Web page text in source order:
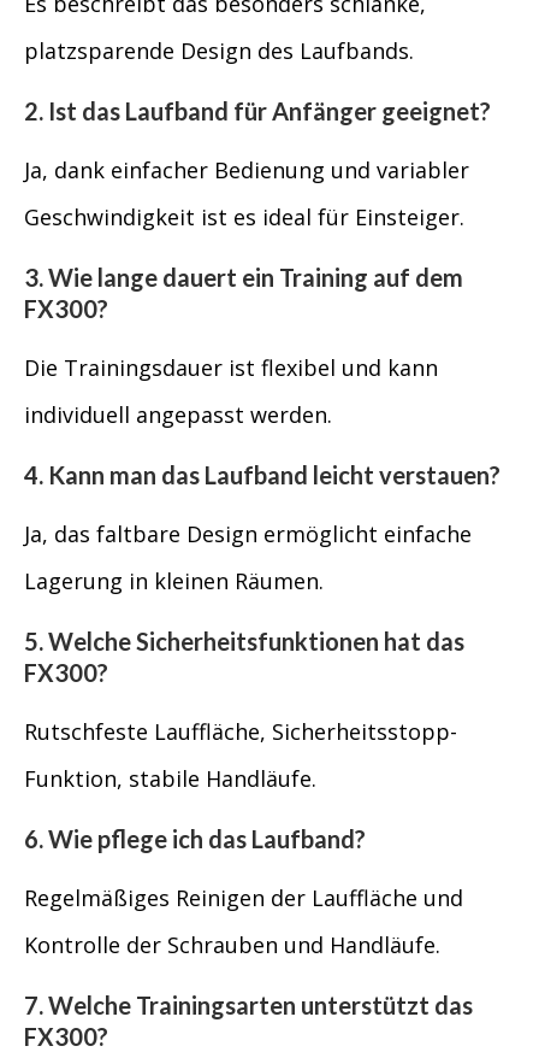
platzsparende Design des Laufbands.
2. Ist das Laufband für Anfänger geeignet?
Ja, dank einfacher Bedienung und variabler
Geschwindigkeit ist es ideal für Einsteiger.
3. Wie lange dauert ein Training auf dem
FX300?
Die Trainingsdauer ist flexibel und kann
individuell angepasst werden.
4. Kann man das Laufband leicht verstauen?
Ja, das faltbare Design ermöglicht einfache
Lagerung in kleinen Räumen.
5. Welche Sicherheitsfunktionen hat das
FX300?
Rutschfeste Lauffläche, Sicherheitsstopp-
Funktion, stabile Handläufe.
6. Wie pflege ich das Laufband?
Regelmäßiges Reinigen der Lauffläche und
Kontrolle der Schrauben und Handläufe.
7. Welche Trainingsarten unterstützt das
FX300?